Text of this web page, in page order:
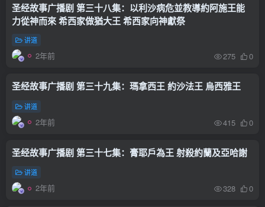
圣经故事广播剧 第三十八集：以利沙病危並教導約阿施王能
力從神而來 希西家做猶大王 希西家向神獻祭
讲道
2年前 275 0
圣经故事广播剧 第三十九集：瑪拿西王 約沙法王 烏西雅王
讲道
2年前 415 0
圣经故事广播剧 第三十七集：膏耶戶為王 射殺約蘭及亞哈謝
讲道
2年前 328 0